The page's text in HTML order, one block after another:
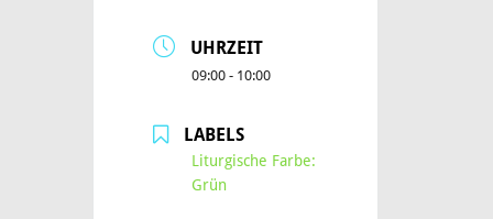
UHRZEIT
09:00 - 10:00
LABELS
Liturgische Farbe:
Grün